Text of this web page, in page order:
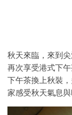
秋天來臨，來到
再次享受港式下
下午茶換上秋裝
家感受秋天氣息